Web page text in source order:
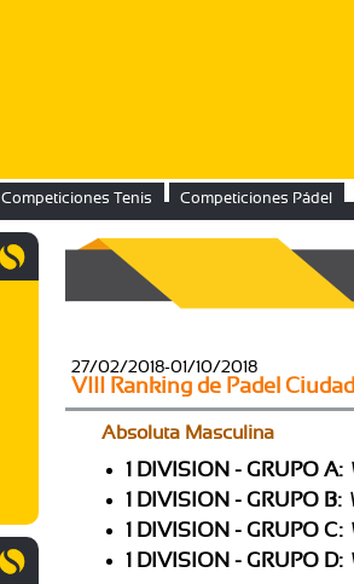
Competiciones Tenis Competiciones Pádel
27/02/2018-01/10/2018
VIII Ranking de Padel
Absoluta Masculina
1 DIVISION - GRUPO A:
1 DIVISION - GRUPO B:
1 DIVISION - GRUPO C:
1 DIVISION - GRUPO D: